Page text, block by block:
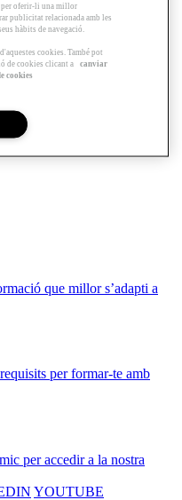
de les
social i medi
que millor s’adapti a
per formar-te amb
per accedir a la nostra
YOUTUBE
per oferir-li una millor
publicitat relacionada amb les
hàbits de navegació.
cookies. També pot
de cookies clicant a
canviar
cookies